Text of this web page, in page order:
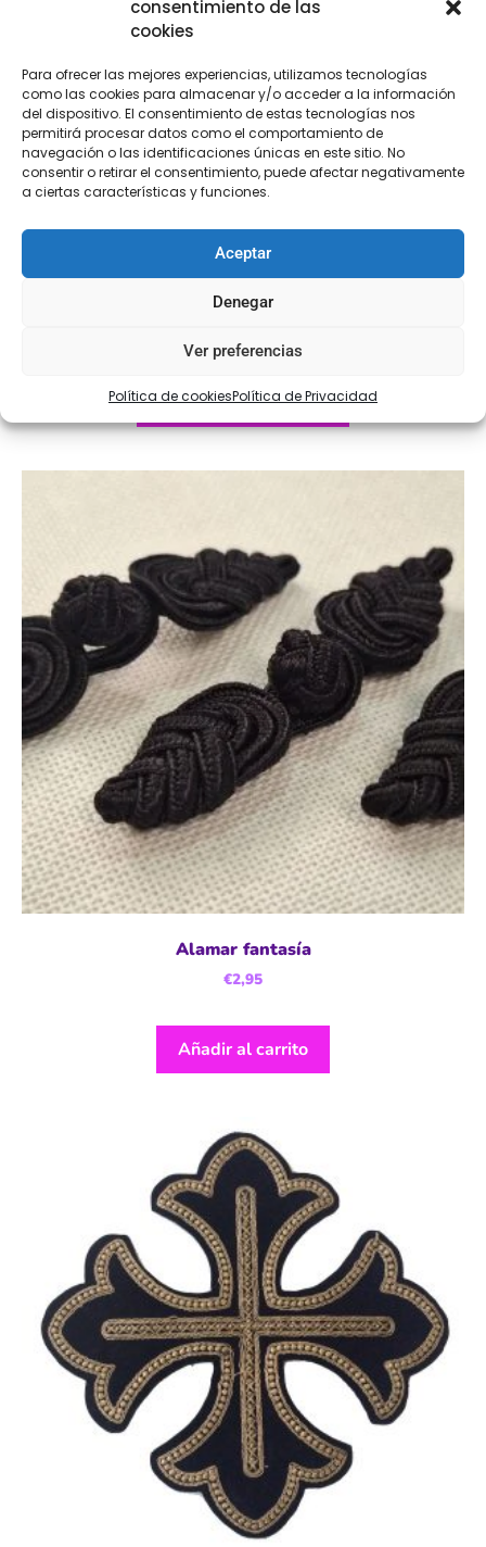
consentimiento de las
cookies
Para ofrecer las mejores experiencias, utilizamos tecnologías
como las cookies para almacenar y/o acceder a la información
del dispositivo. El consentimiento de estas tecnologías nos
permitirá procesar datos como el comportamiento de
navegación o las identificaciones únicas en este sitio. No
consentir o retirar el consentimiento, puede afectar negativamente
a ciertas características y funciones.
Aceptar
Denegar
Ver preferencias
Política de cookiesPolítica de Privacidad
Aplicación Abeja
Seleccionar opciones
Alamar fantasía
€2,95
Añadir al carrito